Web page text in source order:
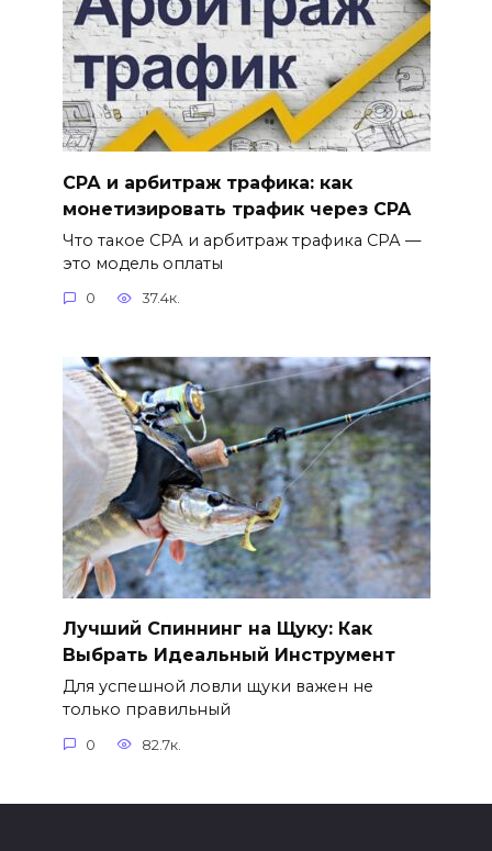
СРА и арбитраж трафика: как
монетизировать трафик через CPA
Что такое СРА и арбитраж трафика СРА —
это модель оплаты
0 37.4к.
Лучший Спиннинг на Щуку: Как
Выбрать Идеальный Инструмент
Для успешной ловли щуки важен не
только правильный
0 82.7к.